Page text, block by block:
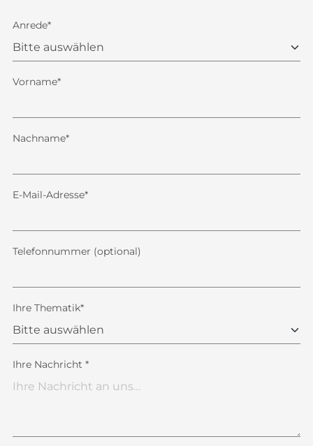
Anrede*
Vorname*
Nachname*
E-Mail-Adresse*
Telefonnummer (optional)
Ihre Thematik*
Ihre Nachricht *